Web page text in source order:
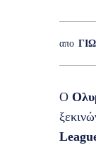
απο
Ο